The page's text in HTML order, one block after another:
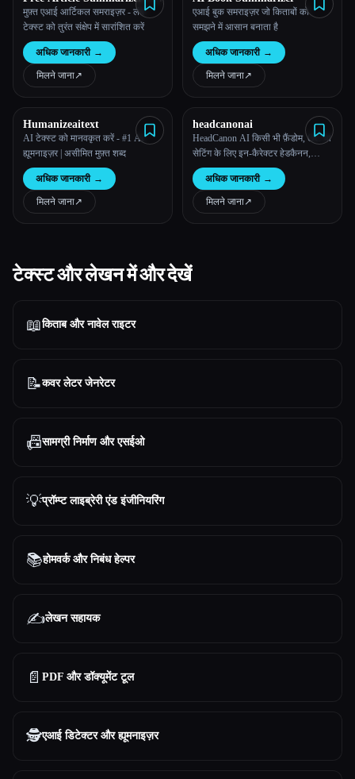
Get the Insights with
Powerful AI
मुफ़्त एआई आर्टिकल समराइज़र - लंबे
टेक्स्ट को तुरंत संक्षेप में सारांशित करें
अधिक जानकारी →
मिलने जाना↗︎
एआई बुक समराइज़र जो किताबों को
समझने में आसान बनाता है
अधिक जानकारी →
मिलने जाना↗︎
Humanizeaitext
AI टेक्स्ट को मानवकृत करें - #1 AI
ह्यूमनाइज़र | असीमित मुफ़्त शब्द
अधिक जानकारी →
मिलने जाना↗︎
headcanonai
HeadCanon AI किसी भी फ़ैंडोम, OC या
सेटिंग के लिए इन-कैरेक्टर हेडकैनन,
परिदृश्य और प्रॉम्प्ट बनाता है—तेज़,
बारीक और बेहद रचनात्मक।
अधिक जानकारी →
मिलने जाना↗︎
टेक्स्ट और लेखन में और देखें
📖किताब और नावेल राइटर
📝कवर लेटर जेनरेटर
📠सामग्री निर्माण और एसईओ
💡प्रॉम्प्ट लाइब्रेरी एंड इंजीनियरिंग
📚होमवर्क और निबंध हेल्पर
✍️लेखन सहायक
📄 PDF और डॉक्यूमेंट टूल
🕵️एआई डिटेक्टर और ह्यूमनाइज़र